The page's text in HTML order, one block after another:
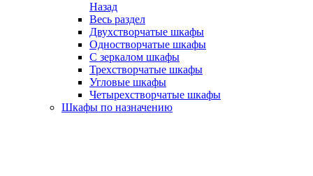
Назад
Весь раздел
Двухстворчатые шкафы
Одностворчатые шкафы
С зеркалом шкафы
Трехстворчатые шкафы
Угловые шкафы
Четырехстворчатые шкафы
Шкафы по назначению